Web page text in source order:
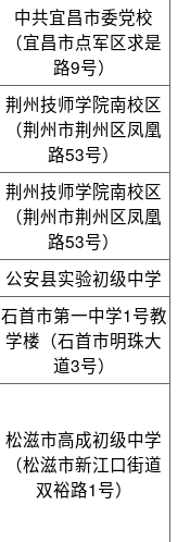
中共宜昌市委党校
（宜昌市点军区求是
路9号）
荆州技师学院南校区
（荆州市荆州区凤凰
路53号）
荆州技师学院南校区
（荆州市荆州区凤凰
路53号）
公安县实验初级中学
石首市第一中学1号教
学楼（石首市明珠大
道3号）
松滋市高成初级中学
（松滋市新江口街道
双裕路1号）